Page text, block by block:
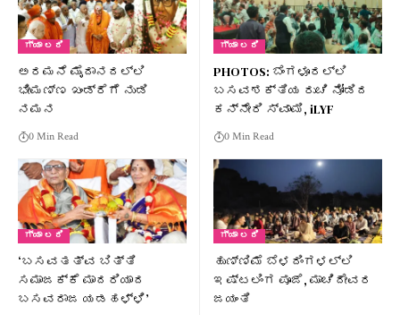
ಗ್ಯಾ ಲರಿ
ಅರಮನೆ ಮೈದಾನದಲ್ಲಿ
ಭೀಮಣ್ಣ ಖಂಡ್ರೆಗೆ ನುಡಿ
ನಮನ
0 Min Read
ಗ್ಯಾ ಲರಿ
PHOTOS: ಬೆಂಗಳೂರಲ್ಲಿ
ಬಸವಶಕ್ತಿಯ ರುಚಿ ನೋಡಿದ
ಕನ್ನೇರಿ ಸ್ವಾಮಿ, iLYF
0 Min Read
ಗ್ಯಾ ಲರಿ
‘ಬಸವತತ್ವ ಬಿತ್ತಿ
ಸಮಾಜಕ್ಕೆ ಮಾದರಿಯಾದ
ಬಸವರಾಜ ಯಡಹಳ್ಳಿ’
ಗ್ಯಾ ಲರಿ
ಹುಣ್ಣಿಮೆ ಬೆಳದಿಂಗಳಲ್ಲಿ
ಇಷ್ಟಲಿಂಗ ಪೂಜೆ, ಮಾಚಿದೇವರ
ಜಯಂತಿ